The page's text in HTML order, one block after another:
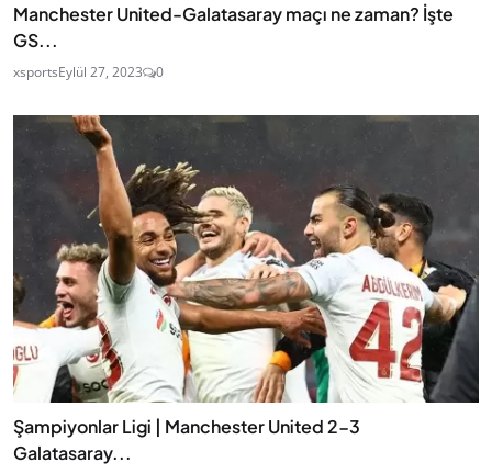
Manchester United-Galatasaray maçı ne zaman? İşte
GS...
xsportsEylül 27, 2023 0
Şampiyonlar Ligi | Manchester United 2-3
Galatasaray...